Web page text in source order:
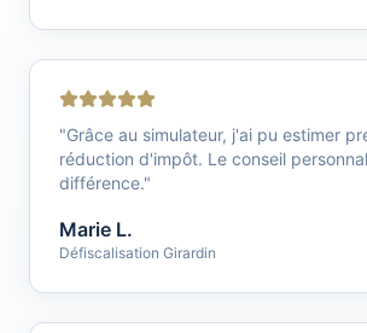
"Grâce au simulateur, j'ai pu estimer
réduction d'impôt. Le conseil
différence."
Marie L.
Défiscalisation Girardin